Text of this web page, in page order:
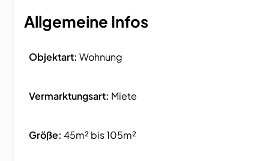
Allgemeine Infos
Objektart: Wohnung
Vermarktungsart: Miete
Größe: 45m² bis 105m²